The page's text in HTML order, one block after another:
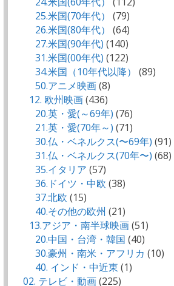
25.米国(70年代）
(79)
26.米国(80年代）
(64)
27.米国(90年代) (140)
31.米国(00年代) (122)
34.米国（10年代以降）
(89)
50.アニメ映画(8)
12. 欧州映画(436)
20.英・愛(～69年) (76)
21.英・愛(70年～) (71)
30.仏・ベネルクス(〜69年) (91)
31.仏・ベネルクス(70年〜) (68)
35.イタリア (57)
36.ドイツ・中欧 (38)
37.北欧 (15)
40.その他の欧州 (21)
13.アジア・南半球映画(51)
20.中国・台湾・韓国 (40)
30.豪州・南米・アフリカ (10)
40. インド・中近東 (1)
02. テレビ・動画(225)